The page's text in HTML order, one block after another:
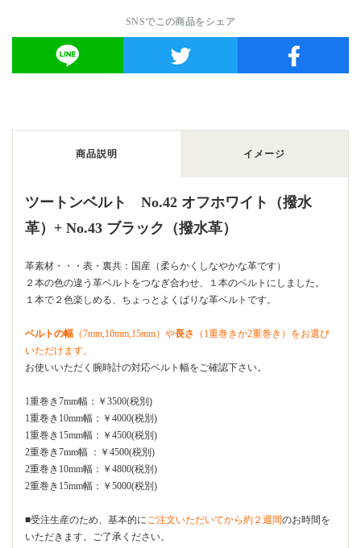
SNSでこの商品をシェア
商品説明 イメージ
ツートンベルト No.42 オフホワイト（撥水
革）+ No.43 ブラック（撥水革）
革素材・・・表・裏共：国産（柔らかくしなやかな革です）
２本の色の違う革ベルトをつなぎ合わせ、１本のベルトにしました。
１本で２色楽しめる、ちょっとよくばりな革ベルトです。
ベルトの幅 （7mm,10mm,15mm）や長さ
（1重巻きか2重巻き）をお選び
いただけます。
お使いいただく腕時計の対応ベルト幅をご確認下さい。
1重巻き7mm幅：￥3500(税別)
1重巻き10mm幅：￥4000(税別)
1重巻き15mm幅：￥4500(税別)
2重巻き7mm幅 ：￥4500(税別)
2重巻き10mm幅：￥4800(税別)
2重巻き15mm幅：￥5000(税別)
■受注生産のため、基本的にご注文いただいてから約２週間のお時間を
いただきます。ご了承ください。